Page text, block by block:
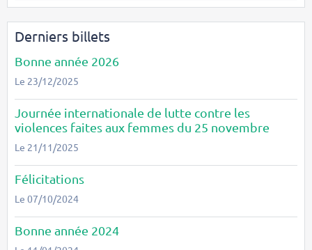
Derniers billets
Bonne année 2026
Le 23/12/2025
Journée internationale de lutte contre les
violences faites aux femmes du 25 novembre
Le 21/11/2025
Félicitations
Le 07/10/2024
Bonne année 2024